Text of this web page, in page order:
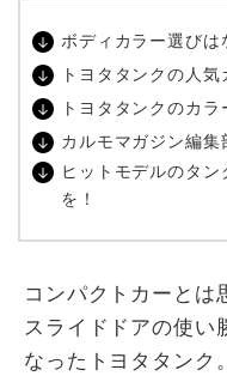
ボディカラー選びは
トヨタタンクの人気
トヨタタンクのカ
カルモマガジン編集
ヒットモデルのタ
を！
コンパクトカーとは
スライドドアの使い
なったトヨタタンク